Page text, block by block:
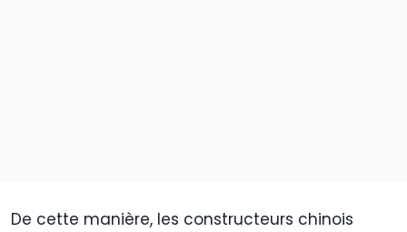
De cette manière, les constructeurs chinois